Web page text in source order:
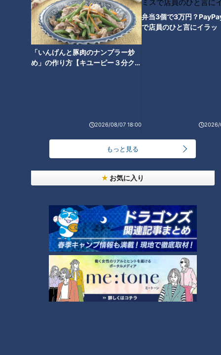
「いんげんと豚肉のナンプラー炒
め」の作り方【キユーピー３分クッ
2026/08/07 18:00
弁当3個で3万円？
で店員のひと言にイラッ
2026/
もっと見る
お気に入り
看板メニューの『ビーフブリトー』(990円)も絶品ですよ!
そのほか、唐揚げに甘酸っぱいオレンジソースを絡めた『オレ
なので、ご自宅でも楽しめます。
ニシオシティダイナー
住所:愛知県西尾市吉良町宮崎白浜1-3
電話:0563-77-6901
※ 記事の情報は放送日時点のものです。最新の情報は店舗へご
確認ください。
※ 新型コロナウィルスによる臨時休業や、営業時間短縮の可能